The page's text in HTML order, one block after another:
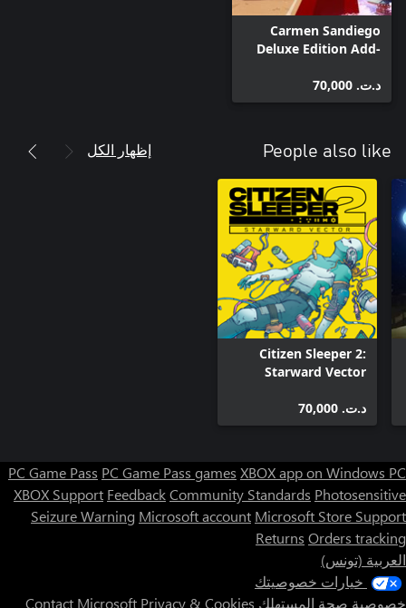
Carmen Sandiego
Deluxe Edition Add-
د.ت.‏ 70,000
People also like إظهار الكل
Citizen Sleeper 2:
Starward Vector
د.ت.‏ 70,000
PC Game Pass PC Game Pass games XBOX app on Windows PC
XBOX Support FeedbackCommunity Standards Photosensitive
Seizure Warning Microsoft account Microsoft Store Support
Returns Orders tracking
العربية (تونس)
خيارات خصوصيتك
خصوصية صحة المستهلك
Contact Microsoft Privacy & Cookies